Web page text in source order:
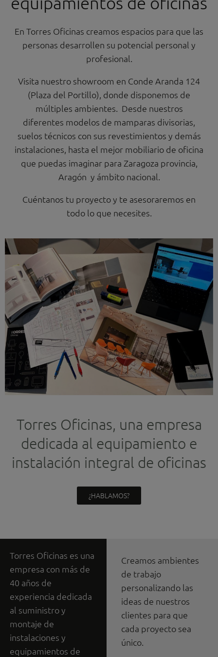
En Torres Oficinas creamos espacios para que las
personas desarrollen su potencial personal y
profesional.
Visita nuestro showroom en Conde Aranda 124
(Plaza del Portillo), donde disponemos de
múltiples ambientes. Desde nuestros
diferentes modelos de mamparas divisorias,
suelos técnicos con sus revestimientos y demás
instalaciones, hasta el mejor mobiliario de oficina
que puedas imaginar para Zaragoza provincia,
Aragón y ámbito nacional.
Cuéntanos tu proyecto y te asesoraremos en
todo lo que necesites.
Torres Oficinas, una empresa
dedicada al equipamiento e
instalación integral de oficinas
¿HABLAMOS?
Torres Oficinas es una
empresa con más de
40 años de
experiencia dedicada
al suministro y
montaje de
instalaciones y
equipamientos de
Creamos ambientes
de trabajo
personalizando las
ideas de nuestros
clientes para que
cada proyecto sea
único.